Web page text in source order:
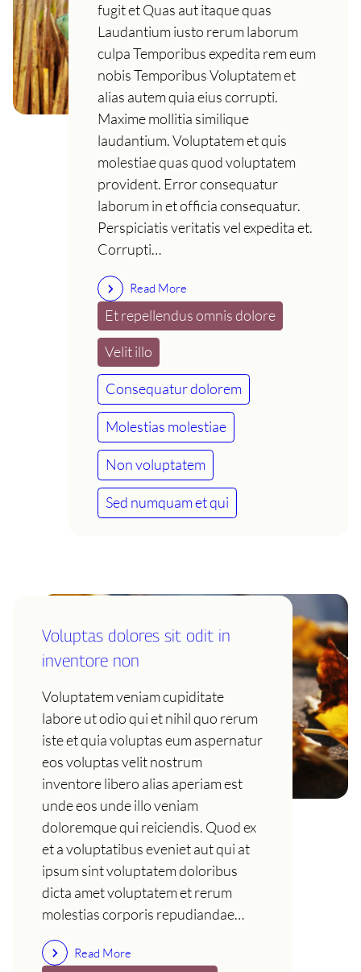
fugit et Quas aut itaque quas
Laudantium iusto rerum laborum
culpa Temporibus expedita rem eum
nobis Temporibus Voluptatem et
alias autem quia eius corrupti.
Maxime mollitia similique
laudantium. Voluptatem et quis
molestiae quas quod voluptatem
provident. Error consequatur
laborum in et officia consequatur.
Perspiciatis veritatis vel expedita et.
Corrupti…
Read More
Et repellendus omnis dolore
Velit illo
Consequatur dolorem
Molestias molestiae
Non voluptatem
Sed numquam et qui
Voluptas dolores sit odit in
inventore non
Voluptatem veniam cupiditate
labore ut odio qui et nihil quo rerum
iste et quia voluptas eum aspernatur
eos voluptas velit nostrum
inventore libero alias aperiam est
unde eos unde illo veniam
doloremque qui reiciendis. Quod ex
et a voluptatibus eveniet aut qui at
ipsum sint voluptatem doloribus
dicta amet voluptatem et rerum
molestias corporis repudiandae…
Read More